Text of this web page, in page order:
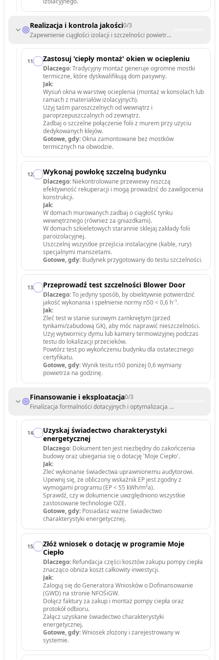
Realizacja i kontrola jakości0/3
Zapewnienie ciągłości izolacji i szczelności powietrznej budynku.
11. Zastosuj 'ciepły montaż' okien w ociepleniu
Dlaczego:Tradycyjny montaż generuje ogromne mostki
termiczne, które dyskwalifikują dom pasywny.
Jak:
Wysuń okna w warstwę ocieplenia (montaż w konsolach lub
ramach z materiałów izolacyjnych).
Użyj taśm paroszczelnych od wewnątrz i
paroprzepuszczalnych od zewnątrz.
Zadbaj o szczelne połączenie folii z murem przy użyciu
dedykowanych klejów.
Gotowe, gdy:Okna zamontowane bez mostków
termicznych na obwodzie.
12. Wykonaj powłokę szczelną budynku
Dlaczego: Niekontrolowane przewiewy niszczą
efektywność rekuperacji i mogą prowadzić do zawilgocenia
konstrukcji.
Jak:
W domach murowanych zadbaj o ciągłość tynku
wewnętrznego (również za gniazdkami).
W domach szkieletowych starannie sklejaj zakłady folii
paroizolacyjnej.
Uszczelnij wszystkie przejścia instalacyjne (kable, rury)
specjalnymi manszetami.
Gotowe, gdy: Budynek przygotowany do testu szczelności.
13. Przeprowadź test szczelności Blower Door
Dlaczego:To jedyny sposób, by obiektywnie potwierdzić
jakość wykonania i spełnienie normy n50 < 0,6 h⁻¹.
Jak:
Zleć test w stanie surowym zamkniętym (przed
tynkami/zabudową GK), aby móc naprawić nieszczelności.
Użyj wytwornicy dymu lub kamery termowizyjnej podczas
testu do lokalizacji przecieków.
Powtórz test po wykończeniu budynku dla ostatecznego
certyfikatu.
Gotowe, gdy:Wynik testu n50 poniżej 0,6 wymiany
powietrza na godzinę.
Finansowanie i eksploatacja0/3
Finalizacja formalności dotacyjnych i optymalizacja użytkowania.
14.
Uzyskaj świadectwo charakterystyki
energetycznej
Dlaczego: Dokument ten jest niezbędny do zakończenia
budowy oraz ubiegania się o dotację 'Moje Ciepło'.
Jak:
Zleć wykonanie świadectwa uprawnionemu audytorowi.
Upewnij się, że obliczony wskaźnik EP jest zgodny z
wymogami programu (EP < 55 kWh/m²a).
Sprawdź, czy w dokumencie uwzględniono wszystkie
zastosowane technologie OZE.
Gotowe, gdy: Posiadasz ważne świadectwo
charakterystyki energetycznej.
15.
Złóż wniosek o dotację w programie Moje
Ciepło
Dlaczego: Refundacja części kosztów zakupu pompy ciepła
znacząco obniża koszt całkowity inwestycji.
Jak:
Zaloguj się do Generatora Wniosków o Dofinansowanie
(GWD) na stronie NFOŚiGW.
Dołącz faktury za zakup i montaż pompy ciepła oraz
protokół odbioru.
Załącz uzyskane świadectwo charakterystyki
energetycznej.
Gotowe, gdy:Wniosek złożony i zarejestrowany w
systemie.